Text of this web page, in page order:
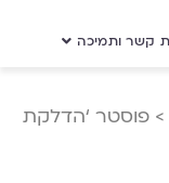
קשר ותמיכה
> פוסטר ‘הדלקת